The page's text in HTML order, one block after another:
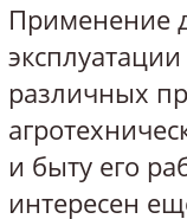
Применение
различных
и быту его
интересен